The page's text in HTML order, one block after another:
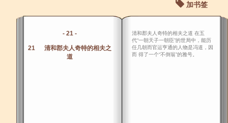
加书签
- 21 -
21 清和郡夫人奇特的相夫之
道
清和郡夫人奇特的相夫之道 在五
代“一朝天子一朝臣”的世局中，能历
任几朝而官运亨通的人物是冯道，因
而 得了一个“不倒翁”的雅号。